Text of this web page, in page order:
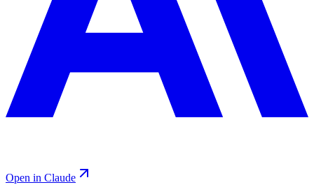
Open in Claude